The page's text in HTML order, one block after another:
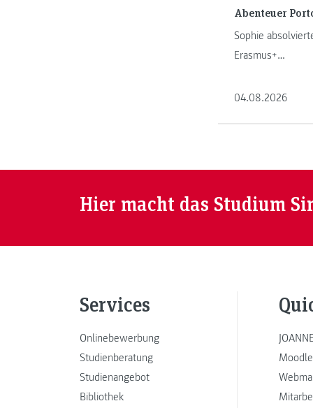
Abenteuer
Sophie
Erasmus+
und erzählt von
04.08.2026
Hier macht das Studium
Services
Onlinebewerbung
Studienberatung
Studienangebot
Bibliothek